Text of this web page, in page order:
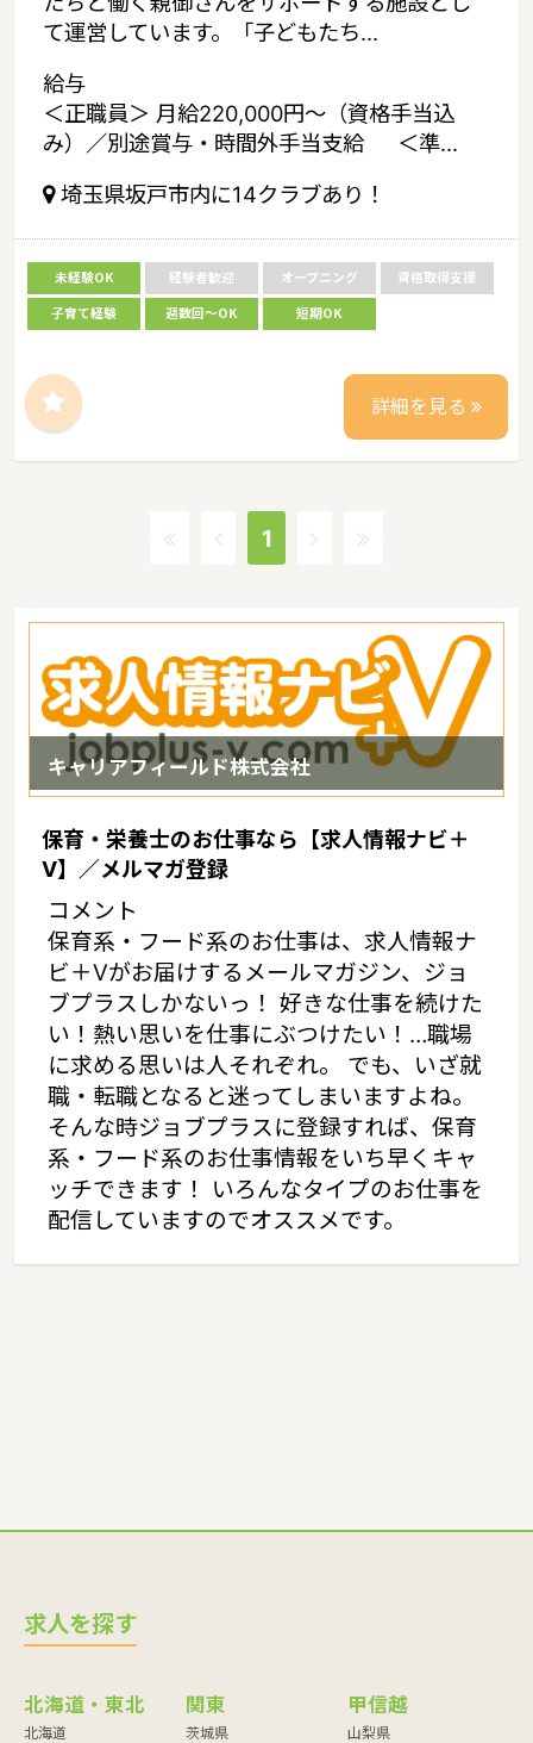
て運営しています。「子どもたち...
給与
＜正職員＞ 月給220,000円～（資格手当込
み）／別途賞与・時間外手当支給 ＜準...
埼玉県坂戸市内に14クラブあり！
未経験OK 経験者歓迎 オープニング 資格取得支援
子育て経験 週数回～OK 短期OK
詳細を見る
1
キャリアフィールド株式会社
保育・栄養士のお仕事なら【求人情報ナビ＋
V】／メルマガ登録
コメント
保育系・フード系のお仕事は、求人情報ナ
ビ＋Vがお届けするメールマガジン、ジョ
ブプラスしかないっ！ 好きな仕事を続けた
い！熱い思いを仕事にぶつけたい！…職場
に求める思いは人それぞれ。 でも、いざ就
職・転職となると迷ってしまいますよね。
そんな時ジョブプラスに登録すれば、保育
系・フード系のお仕事情報をいち早くキャ
ッチできます！ いろんなタイプのお仕事を
配信していますのでオススメです。
求人を探す
北海道・東北
北海道
関東
茨城県
甲信越
山梨県